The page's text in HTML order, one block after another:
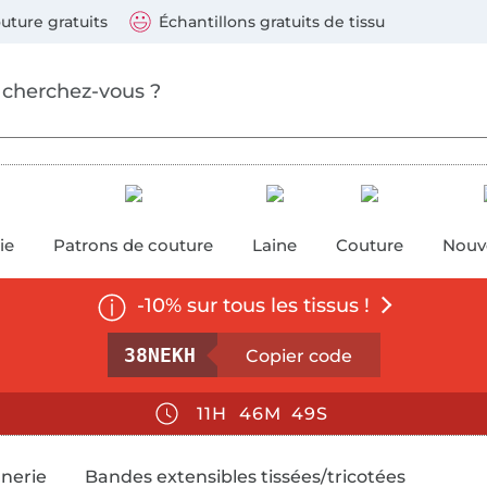
gratuits Échantillons gratuits de tissu
Patrons de couture Laine Couture
-10% sur tous les tissus !
montant minimum de 70 €, non cumulable
38NEKH
11 46 48
Bandes extensibles tissées/tricotées
suivants : Visa, Mastercard, Carte bleue, PayPal,